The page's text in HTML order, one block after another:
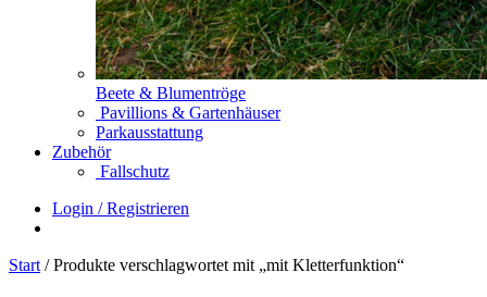
Beete & Blumentröge
Pavillions & Gartenhäuser
Parkausstattung
Zubehör
Fallschutz
Login / Registrieren
Start / Produkte verschlagwortet mit „mit Kletterfunktion“